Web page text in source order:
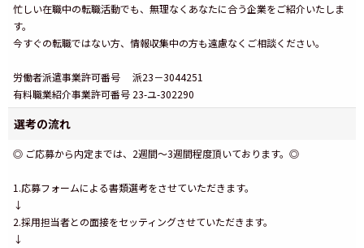
忙しい在職中の転職活動でも、無理なくあなたに合う企業をご紹介いたしま
す。
今すぐの転職ではない方、情報収集中の方も遠慮なくご相談ください。
労働者派遣事業許可番号 派23－3044251
有料職業紹介事業許可番号 23-ユ-302290
選考の流れ
◎ ご応募から内定までは、2週間～3週間程度頂いております。◎
1.応募フォームによる書類選考をさせていただきます。
↓
2.採用担当者との面接をセッティングさせていただきます。
↓